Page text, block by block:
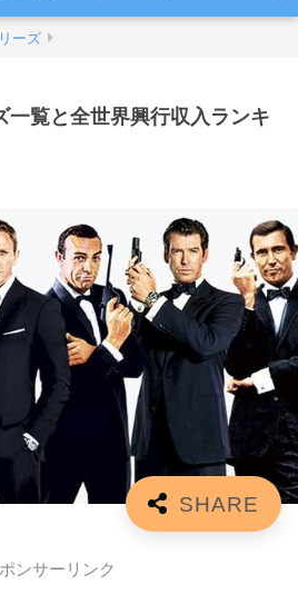
ーズ
一覧と全世界興行収入ランキ
ンサーリンク